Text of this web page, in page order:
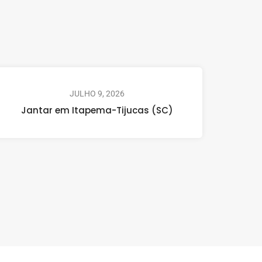
JULHO 9, 2026
Jantar em Itapema-Tijucas (SC)